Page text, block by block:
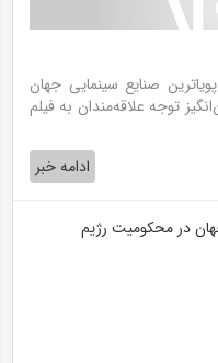
صنایع سینمایی جهان
توجه علاقه‌مندان به فیلم
ادامه خبر